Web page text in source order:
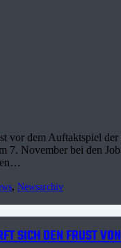
vor dem Auftaktspiel
7. November bei den
, Newsarchiv
SICH DEN FRUST